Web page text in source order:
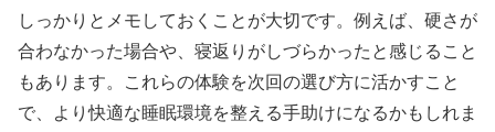
しっかりとメモしておくことが大切です。例えば、硬さが
合わなかった場合や、寝返りがしづらかったと感じること
もあります。これらの体験を次回の選び方に活かすこと
で、より快適な睡眠環境を整える手助けになるかもしれま